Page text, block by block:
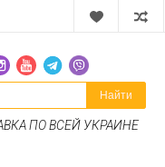
Найти
ПО ВСЕЙ УКРАИНЕ